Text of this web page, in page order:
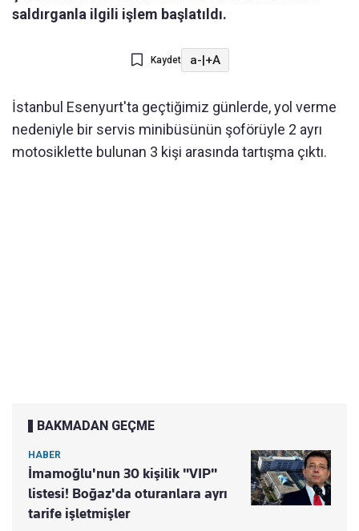
saldırganla ilgili işlem başlatıldı.
Kaydet a-|+A
İstanbul Esenyurt'ta geçtiğimiz günlerde, yol verme
nedeniyle bir servis minibüsünün şoförüyle 2 ayrı
motosiklette bulunan 3 kişi arasında tartışma çıktı.
BAKMADAN GEÇME
HABER
İmamoğlu'nun 30 kişilik "VIP"
listesi! Boğaz'da oturanlara ayrı
tarife işletmişler